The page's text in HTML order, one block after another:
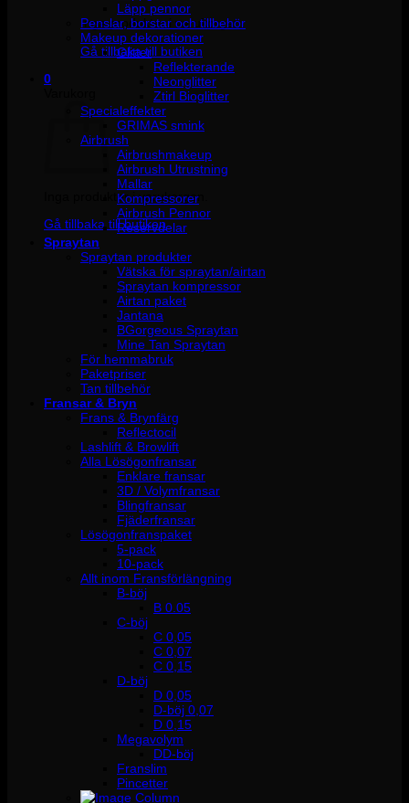
Inga produkter i varukorgen.
Gå tillbaka till butiken
0
Inga produkter i varukorgen.
Gå tillbaka till butiken
Läpp pennor
Penslar, borstar och tillbehör
Makeup dekorationer
Glitter
Reflekterande
Neonglitter
Ztirl Bioglitter
Specialeffekter
GRIMAS smink
Airbrush
Airbrushmakeup
Airbrush Utrustning
Mallar
Kompressorer
Airbrush Pennor
Reservdelar
Spraytan
Spraytan produkter
Vätska för spraytan/airtan
Spraytan kompressor
Airtan paket
Jantana
BGorgeous Spraytan
Mine Tan Spraytan
För hemmabruk
Paketpriser
Tan tillbehör
Fransar & Bryn
Frans & Brynfärg
Reflectocil
Lashlift & Browlift
Alla Lösögonfransar
Enklare fransar
3D / Volymfransar
Blingfransar
Fjäderfransar
Lösögonfranspaket
5-pack
10-pack
Allt inom Fransförlängning
B-böj
B 0.05
C-böj
C 0,05
C 0,07
C 0,15
D-böj
D 0,05
D-böj 0,07
D 0,15
Megavolym
DD-böj
Franslim
Pincetter